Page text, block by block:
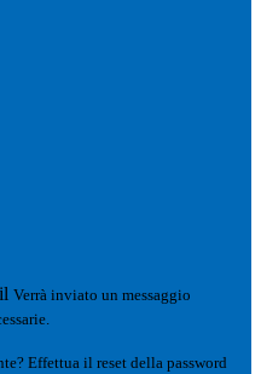
Verrà inviato un messaggio
Effettua il reset della password